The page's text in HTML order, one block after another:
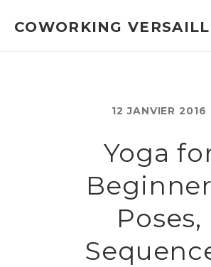
COWORKING
12 JANVIER 2016
Yoga
Poses,